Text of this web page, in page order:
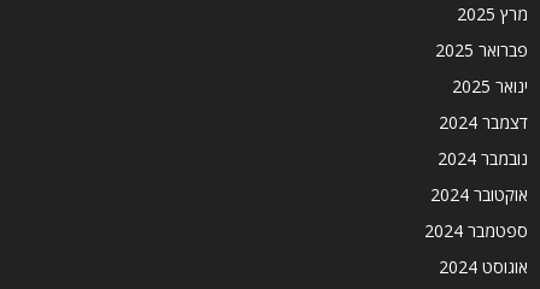
מרץ 2025
פברואר 2025
ינואר 2025
דצמבר 2024
נובמבר 2024
אוקטובר 2024
ספטמבר 2024
אוגוסט 2024